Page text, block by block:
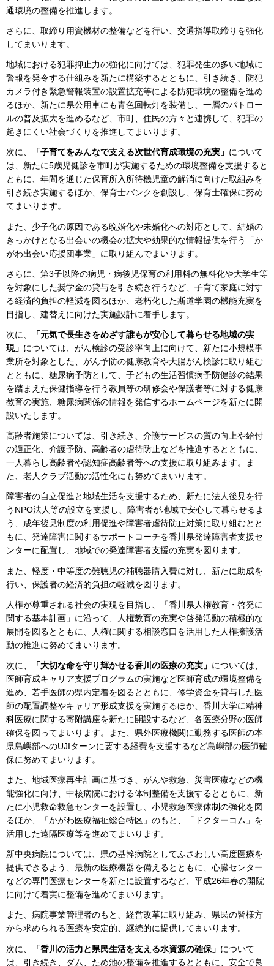
通環境の整備を推進します。
さらに、取締り用資機材の整備などを行い、交通指導取締りを強化
してまいります。
地域における犯罪抑止力の強化に向けては、犯罪発生の多い地域に
警報を発令する仕組みを新たに構築するとともに、引き続き、防犯
カメラ付き緊急警報装置の設置拡充等による防犯環境の整備を進め
るほか、新たに県公用車にも青色回転灯を装備し、一層のパトロー
ルの普及拡大を進めるなど、市町、住民の方々と連携して、犯罪の
起きにくい社会づくりを推進してまいります。
次に、 「子育てをみんなで支える次世代育成環境の充実」 について
は、新たに5歳児健診を市町が実施するための環境整備を支援すると
ともに、年間を通じた保育所入所待機児童の解消に向けた取組みを
引き続き実施するほか、保育士バンクを創設し、保育士確保に努め
てまいります。
また、少子化の原因である晩婚化や未婚化への対応として、結婚の
きっかけとなる出会いの機会の拡大や効果的な情報提供を行う「か
がわ出会い応援団事業」に取り組んでまいります。
さらに、第3子以降の病児・病後児保育の利用料の無料化や大学生等
を対象にした奨学金の貸与を引き続き行うなど、子育て家庭に対す
る経済的負担の軽減を図るほか、老朽化した斯道学園の機能充実を
目指し、建替えに向けた実施設計に着手します。
次に、
「元気で長生きをめざす誰もが安心して暮らせる地域の実
現」 については、がん検診の受診率向上に向けて、新たに小規模事
業所を対象とした、がん予防の健康教育や大腸がん検診に取り組む
とともに、糖尿病予防として、子どもの生活習慣病予防健診の結果
を踏まえた保健指導を行う教員等の研修会や保護者等に対する健康
教育の実施、糖尿病関係の情報を発信するホームページを新たに開
設いたします。
高齢者施策については、引き続き、介護サービスの質の向上や給付
の適正化、介護予防、高齢者の虐待防止などを推進するとともに、
一人暮らし高齢者や認知症高齢者等への支援に取り組みます。ま
た、老人クラブ活動の活性化にも努めてまいります。
障害者の自立促進と地域生活を支援するため、新たに法人後見を行
うNPO法人等の設立を支援し、障害者が地域で安心して暮らせるよ
う、成年後見制度の利用促進や障害者虐待防止対策に取り組むとと
もに、発達障害に関するサポートコーチを香川県発達障害者支援セ
ンターに配置し、地域での発達障害者支援の充実を図ります。
また、軽度・中等度の難聴児の補聴器購入費に対し、新たに助成を
行い、保護者の経済的負担の軽減を図ります。
人権が尊重される社会の実現を目指し、「香川県人権教育・啓発に
関する基本計画」に沿って、人権教育の充実や啓発活動の積極的な
展開を図るとともに、人権に関する相談窓口を活用した人権擁護活
動の推進に努めてまいります。
次に、 「大切な命を守り輝かせる香川の医療の充実」 については、
医師育成キャリア支援プログラムの実施など医師育成の環境整備を
進め、若手医師の県内定着を図るとともに、修学資金を貸与した医
師の配置調整やキャリア形成支援を実施するほか、香川大学に精神
科医療に関する寄附講座を新たに開設するなど、各医療分野の医師
確保を図ってまいります。また、県外医療機関に勤務する医師の本
県島嶼部へのUJIターンに要する経費を支援するなど島嶼部の医師確
保に努めてまいります。
また、地域医療再生計画に基づき、がんや救急、災害医療などの機
能強化に向け、中核病院における体制整備を支援するとともに、新
たに小児救命救急センターを設置し、小児救急医療体制の強化を図
るほか、「かがわ医療福祉総合特区」のもと、「ドクターコム」を
活用した遠隔医療等を進めてまいります。
新中央病院については、県の基幹病院としてふさわしい高度医療を
提供できるよう、最新の医療機器を備えるとともに、心臓センター
などの専門医療センターを新たに設置するなど、平成26年春の開院
に向けて着実に整備を進めてまいります。
また、病院事業管理者のもと、経営改革に取り組み、県民の皆様方
から求められる医療を安定的、継続的に提供してまいります。
次に、 「香川の活力と県民生活を支える水資源の確保」 について
は、引き続き、ダム、ため池の整備を推進するとともに、安全で良